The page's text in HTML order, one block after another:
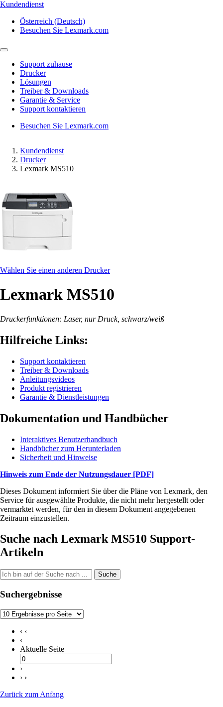
Kundendienst
Österreich (Deutsch)
Besuchen Sie Lexmark.com
Support zuhause
Drucker
Lösungen
Treiber & Downloads
Garantie & Service
Support kontaktieren
Besuchen Sie Lexmark.com
Kundendienst
Drucker
Lexmark MS510
Wählen Sie einen anderen Drucker
Lexmark MS510
Druckerfunktionen: Laser, nur Druck, schwarz/weiß
Hilfreiche Links:
Support kontaktieren
Treiber & Downloads
Anleitungsvideos
Produkt registrieren
Garantie & Dienstleistungen
Dokumentation und Handbücher
Interaktives Benutzerhandbuch
Handbücher zum Herunterladen
Sicherheit und Hinweise
Hinweis zum Ende der Nutzungsdauer [PDF]
Dieses Dokument informiert Sie über die Pläne von Lexmark, den
Service für ausgewählte Produkte, die nicht mehr hergestellt oder
vermarktet werden, für den in diesem Dokument angegebenen
Zeitraum einzustellen.
Suche nach Lexmark MS510 Support-
Artikeln
Suche
Suchergebnisse
‹ ‹
‹
Aktuelle Seite
›
› ›
Zurück zum Anfang